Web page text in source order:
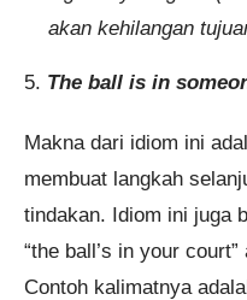
akan kehilangan
5. The ball is in
Makna dari idiom ini
membuat langkah
tindakan. Idiom ini juga
“the ball’s in your
Contoh kalimatnya